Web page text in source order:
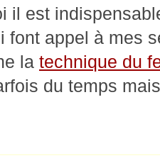
il est
font appel à mes
la technique du
du temps